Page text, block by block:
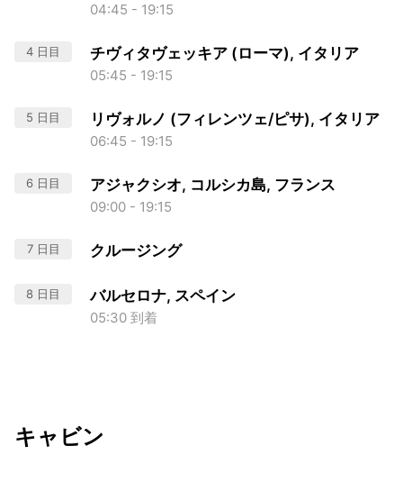
04:45 - 19:15
4 日目 チヴィタヴェッキア (ローマ), イタリア
05:45 - 19:15
5 日目 リヴォルノ (フィレンツェ/ピサ), イタリア
06:45 - 19:15
6 日目 アジャクシオ, コルシカ島, フランス
09:00 - 19:15
7 日目 クルージング
8 日目 バルセロナ, スペイン
05:30 到着
キャビン